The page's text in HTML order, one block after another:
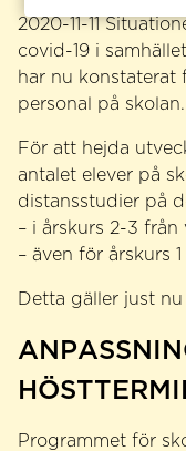
2020-11-11
covid-19 i
har nu konstaterat
personal på skolan.
För att hejda
antalet elever på
distansstudier på
– i årskurs 2-3 från
– även för årskurs
Detta gäller just
Programmet för